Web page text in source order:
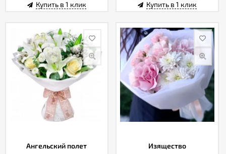
Купить в 1 клик Купить в 1 клик
Ангельский полет Изящество